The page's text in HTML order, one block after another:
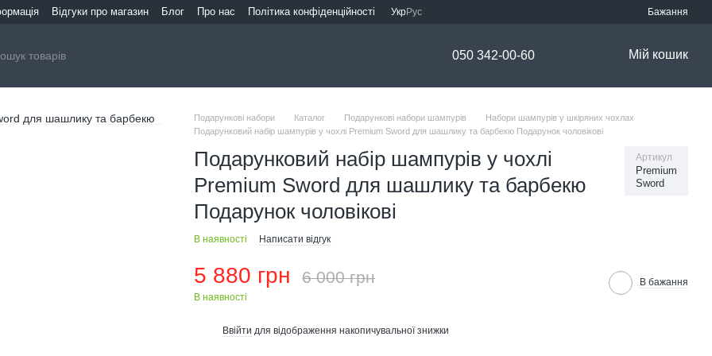
Відгуки про магазин Блог Про нас Політика конфіденційності УкрРус Бажання
050 342-00-60 Мій кошик
Подарункові набори Каталог Подарункові набори шампурів
Набори шампурів у шкіряних чохлах
Подарунковий набір шампурів у чохлі Premium Sword для шашлику та барбекю Подарунок чоловікові
Подарунковий набір шампурів у чохлі
Premium Sword для шашлику та барбекю
Подарунок чоловікові
Артикул
Premium
Sword
В наявності Написати відгук
5 880 грн 6 000 грн
В наявності
В бажання
Ввійти для відображення накопичувальної знижки